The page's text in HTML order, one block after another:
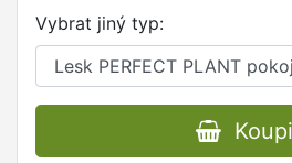
Vybrat jiný typ: